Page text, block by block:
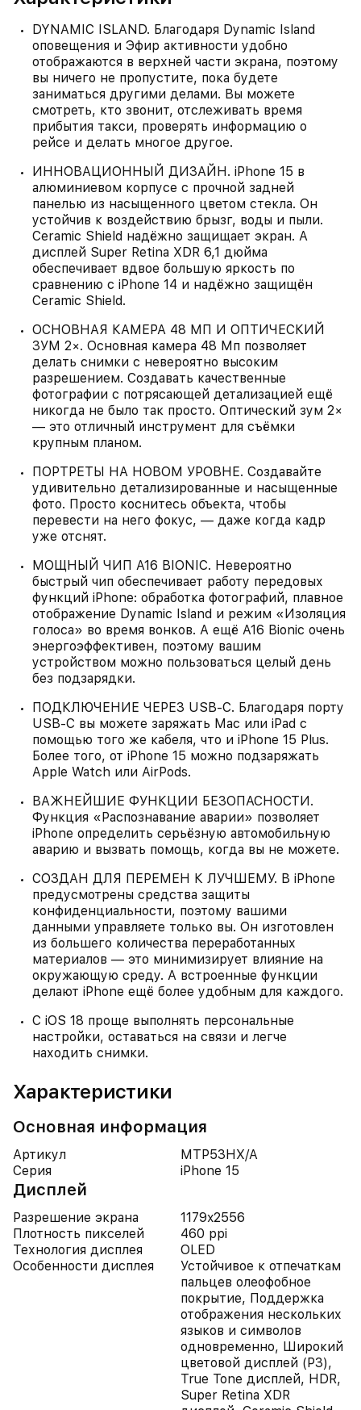
DYNAMIC ISLAND. Благодаря Dynamic Island
оповещения и Эфир активности удобно
отображаются в верхней части экрана, поэтому
вы ничего не пропустите, пока будете
заниматься другими делами. Вы можете
смотреть, кто звонит, отслеживать время
прибытия такси, проверять информацию о
рейсе и делать многое другое.
ИННОВАЦИОННЫЙ ДИЗАЙН. iPhone 15 в
алюминиевом корпусе с прочной задней
панелью из насыщенного цветом стекла. Он
устойчив к воздействию брызг, воды и пыли.
Ceramic Shield надёжно защищает экран. А
дисплей Super Retina XDR 6,1 дюйма
обеспечивает вдвое большую яркость по
сравнению с iPhone 14 и надёжно защищён
Ceramic Shield.
ОСНОВНАЯ КАМЕРА 48 МП И ОПТИЧЕСКИЙ
ЗУМ 2×. Основная камера 48 Мп позволяет
делать снимки с невероятно высоким
разрешением. Создавать качественные
фотографии с потрясающей детализацией ещё
никогда не было так просто. Оптический зум 2×
— это отличный инструмент для съёмки
крупным планом.
ПОРТРЕТЫ НА НОВОМ УРОВНЕ. Создавайте
удивительно детализированные и насыщенные
фото. Просто коснитесь объекта, чтобы
перевести на него фокус, — даже когда кадр
уже отснят.
МОЩНЫЙ ЧИП A16 BIONIC. Невероятно
быстрый чип обеспечивает работу передовых
функций iPhone: обработка фотографий, плавное
отображение Dynamic Island и режим «Изоляция
голоса» во время вонков. А ещё A16 Bionic очень
энергоэффективен, поэтому вашим
устройством можно пользоваться целый день
без подзарядки.
ПОДКЛЮЧЕНИЕ ЧЕРЕЗ USB‑C. Благодаря порту
USB‑C вы можете заряжать Mac или iPad с
помощью того же кабеля, что и iPhone 15 Plus.
Более того, от iPhone 15 можно подзаряжать
Apple Watch или AirPods.
ВАЖНЕЙШИЕ ФУНКЦИИ БЕЗОПАСНОСТИ.
Функция «Распознавание аварии» позволяет
iPhone определить серьёзную автомобильную
аварию и вызвать помощь, когда вы не можете.
СОЗДАН ДЛЯ ПЕРЕМЕН К ЛУЧШЕМУ. В iPhone
предусмотрены средства защиты
конфиденциальности, поэтому вашими
данными управляете только вы. Он изготовлен
из большего количества переработанных
материалов — это минимизирует влияние на
окружающую среду. А встроенные функции
делают iPhone ещё более удобным для каждого.
С iOS 18 проще выполнять персональные
настройки, оставаться на связи и легче
находить снимки.
Характеристики
Основная информация
Артикул
MTP53HX/A
Серия
iPhone 15
Дисплей
Разрешение экрана
1179x2556
Плотность пикселей
460 ppi
Технология дисплея
OLED
Особенности дисплея
Устойчивое к отпечаткам
пальцев олеофобное
покрытие, Поддержка
отображения нескольких
языков и символов
одновременно, Широкий
цветовой дисплей (P3),
True Tone дисплей, HDR,
Super Retina XDR